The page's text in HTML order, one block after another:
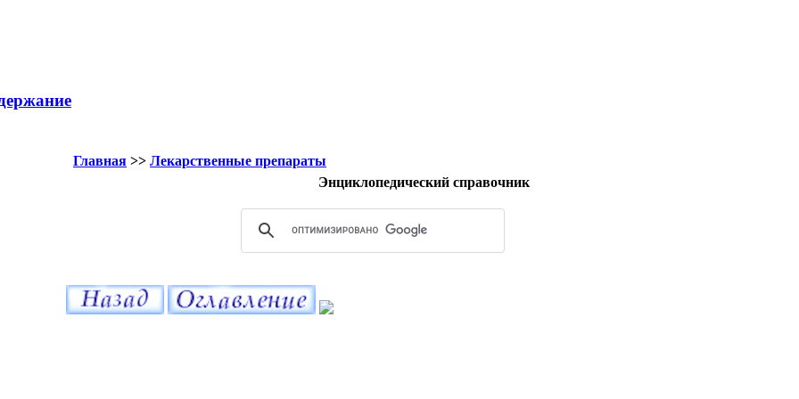
Главная >> Лекарственные препараты
Энциклопедический справочник